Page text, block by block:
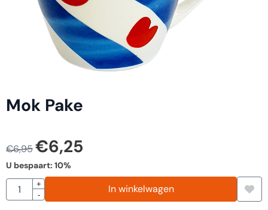
Mok Pake
€6,95€6,25
U bespaart: 10%
Aantal
+
-
In winkelwagen